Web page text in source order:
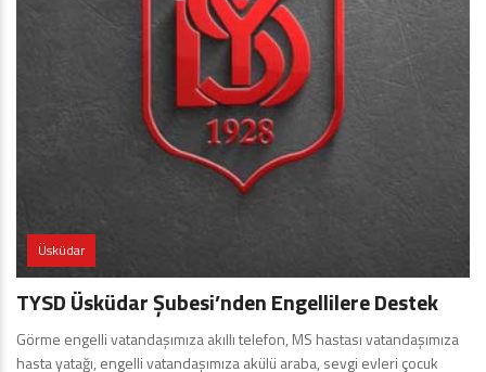
Üsküdar
TYSD Üsküdar Şubesi’nden Engellilere Destek
Görme engelli vatandaşımıza akıllı telefon, MS hastası vatandaşımıza
hasta yatağı, engelli vatandaşımıza akülü araba, sevgi evleri çocuk